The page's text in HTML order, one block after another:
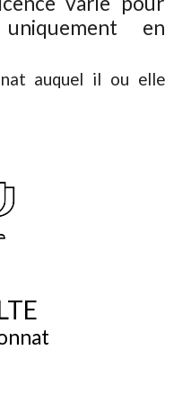
en
auquel il ou elle